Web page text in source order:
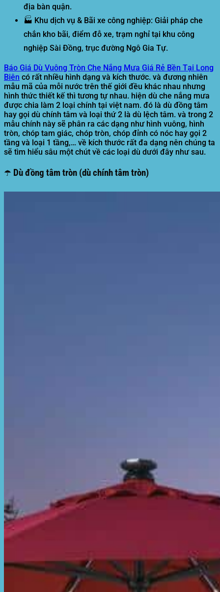
địa bàn quận.
🏭 Khu dịch vụ & Bãi xe công nghiệp: Giải pháp che
chắn kho bãi, điểm đỗ xe, trạm nghỉ tại khu công
nghiệp Sài Đồng, trục đường Ngô Gia Tự.
Báo Giá Dù Vuông Tròn Che Nắng Mưa Giá Rẻ Bền Tại Long
Biên có rất nhiều hình dạng và kích thước. và đương nhiên
mẫu mã của mỗi nước trên thế giới đều khác nhau nhưng
hình thức thiết kế thì tương tự nhau. hiện dù che nắng mưa
được chia làm 2 loại chính tại việt nam. đó là dù đồng tâm
hay gọi dù chính tâm và loại thứ 2 là dù lệch tâm. và trong 2
mẫu chính này sẽ phân ra các dạng như hình vuông, hình
tròn, chóp tam giác, chóp tròn, chóp đỉnh có nóc hay gọi 2
tầng và loại 1 tầng,… về kích thước rất đa dạng nên chúng ta
sẽ tìm hiểu sâu một chút về các loại dù dưới đây như sau.
☂️ Dù đồng tâm tròn (dù chính tâm tròn)